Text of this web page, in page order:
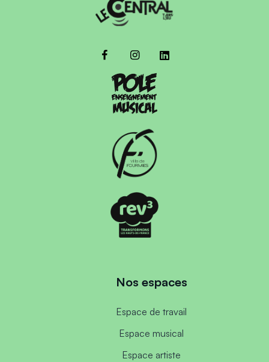
Nos espaces
Espace de travail
Espace musical
Espace artiste